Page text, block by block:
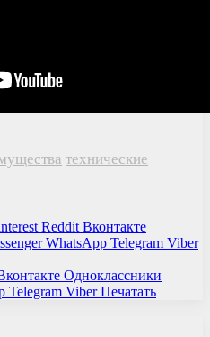
технические
Reddit Вконтакте
WhatsApp Telegram Viber
Одноклассники
Telegram Viber Печатать